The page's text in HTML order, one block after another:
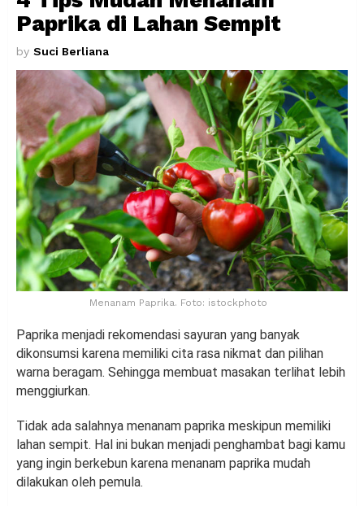
Paprika di Lahan Sempit
by Suci Berliana
Menanam Paprika. Foto: istockphoto
Paprika menjadi rekomendasi sayuran yang banyak
dikonsumsi karena memiliki cita rasa nikmat dan pilihan
warna beragam. Sehingga membuat masakan terlihat lebih
menggiurkan.
Tidak ada salahnya menanam paprika meskipun memiliki
lahan sempit. Hal ini bukan menjadi penghambat bagi kamu
yang ingin berkebun karena menanam paprika mudah
dilakukan oleh pemula.